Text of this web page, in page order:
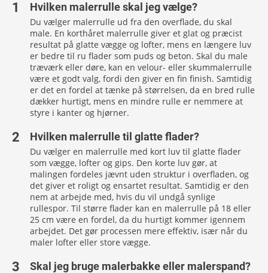
Hvilken malerrulle skal jeg vælge?
Du vælger malerrulle ud fra den overflade, du skal
male. En korthåret malerrulle giver et glat og præcist
resultat på glatte vægge og lofter, mens en længere luv
er bedre til ru flader som puds og beton. Skal du male
træværk eller døre, kan en velour- eller skummalerrulle
være et godt valg, fordi den giver en fin finish. Samtidig
er det en fordel at tænke på størrelsen, da en bred rulle
dækker hurtigt, mens en mindre rulle er nemmere at
styre i kanter og hjørner.
Hvilken malerrulle til glatte flader?
Du vælger en malerrulle med kort luv til glatte flader
som vægge, lofter og gips. Den korte luv gør, at
malingen fordeles jævnt uden struktur i overfladen, og
det giver et roligt og ensartet resultat. Samtidig er den
nem at arbejde med, hvis du vil undgå synlige
rullespor. Til større flader kan en malerrulle på 18 eller
25 cm være en fordel, da du hurtigt kommer igennem
arbejdet. Det gør processen mere effektiv, især når du
maler lofter eller store vægge.
Skal jeg bruge malerbakke eller malerspand?